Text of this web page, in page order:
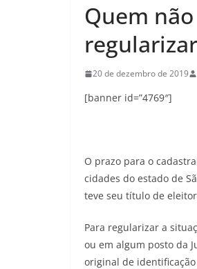
Quem
20 de dezembro de 2019
[banner id=”4769″]
O prazo para o
cidades do estado de
teve seu título de
Para regularizar a
ou em algum posto da
original de